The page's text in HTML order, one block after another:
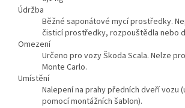
Údržba
Běžné saponátové mycí prostředky.
čisticí prostředky, rozpouštědla nebo
Omezení
Určeno pro vozy Škoda Scala. Nelze
Monte Carlo.
Umístění
Nalepení na prahy předních dveří vozu
pomocí montážních šablon).